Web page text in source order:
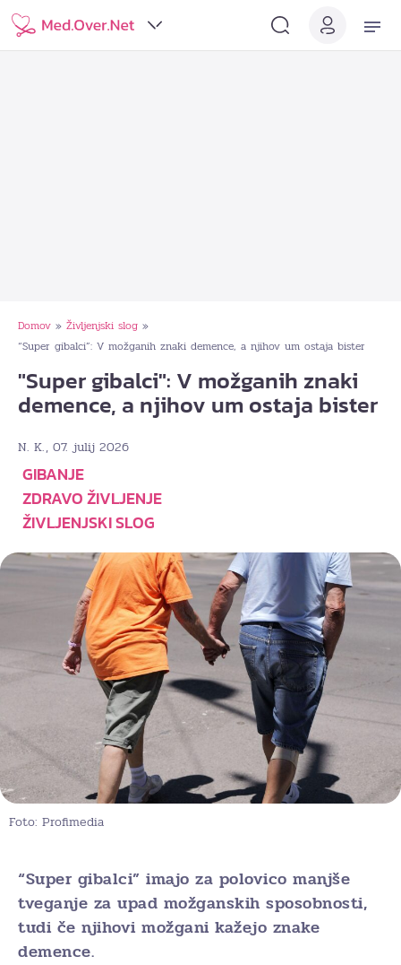
Domov » Življenjski slog »
“Super gibalci”: V možganih znaki demence, a njihov um ostaja bister
"Super gibalci": V možganih znaki
demence, a njihov um ostaja bister
N. K., 07. julij 2026
GIBANJE
ZDRAVO ŽIVLJENJE
ŽIVLJENJSKI SLOG
Foto: Profimedia
“Super gibalci” imajo za polovico manjše
tveganje za upad možganskih sposobnosti,
tudi če njihovi možgani kažejo znake
demence.